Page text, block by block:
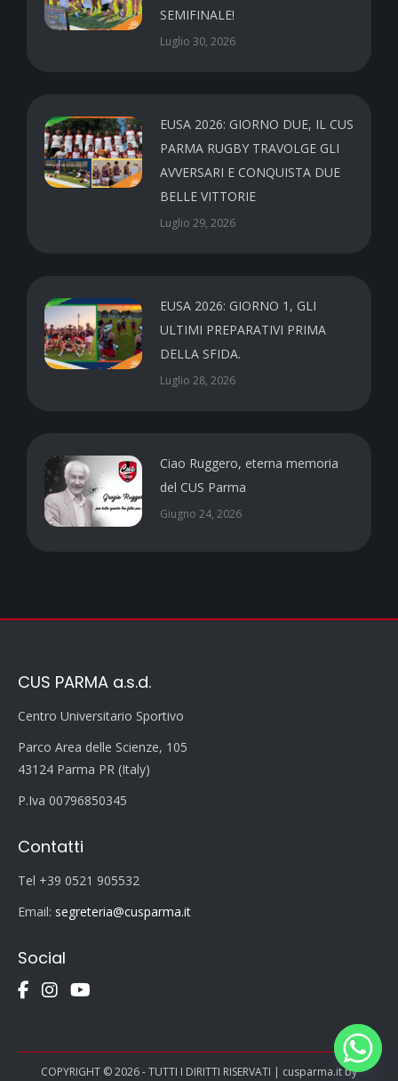
SEMIFINALE!
Luglio 30, 2026
EUSA 2026: GIORNO DUE, IL CUS
PARMA RUGBY TRAVOLGE GLI
AVVERSARI E CONQUISTA DUE
BELLE VITTORIE
Luglio 29, 2026
EUSA 2026: GIORNO 1, GLI
ULTIMI PREPARATIVI PRIMA
DELLA SFIDA.
Luglio 28, 2026
Ciao Ruggero, eterna memoria
del CUS Parma
Giugno 24, 2026
CUS PARMA a.s.d.
Centro Universitario Sportivo
Parco Area delle Scienze, 105
43124 Parma PR (Italy)
P.Iva 00796850345
Contatti
Tel +39 0521 905532
Email: segreteria@cusparma.it
Social
COPYRIGHT © 2026 - TUTTI I DIRITTI RISERVATI | cusparma.it by